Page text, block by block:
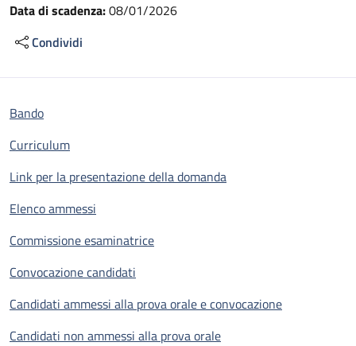
Data di scadenza:08/01/2026
Condividi
Bando
Curriculum
Link per la presentazione della domanda
Elenco ammessi
Commissione esaminatrice
Convocazione candidati
Candidati ammessi alla prova orale e convocazione
Candidati non ammessi alla prova orale